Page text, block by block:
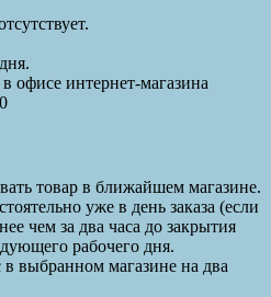
офисе интернет-магазина
товар в ближайшем магазине.
уже в день заказа (если
чем за два часа до закрытия
рабочего дня.
в выбранном магазине на два